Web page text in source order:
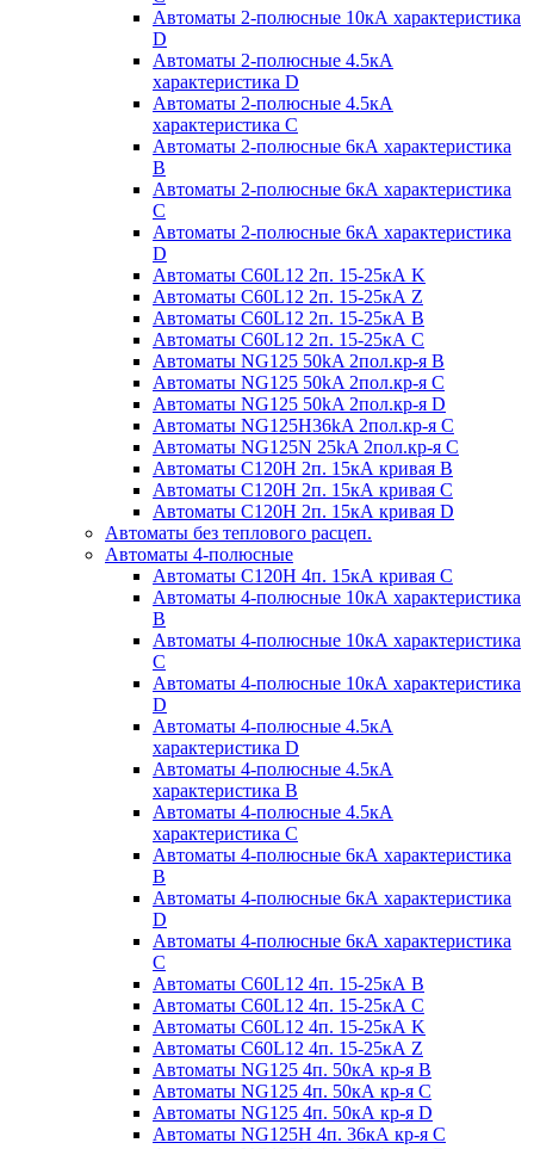
Автоматы 2-полюсные 10кА характеристика
D
Автоматы 2-полюсные 4.5кА
характеристика D
Автоматы 2-полюсные 4.5кА
характеристика С
Автоматы 2-полюсные 6кА характеристика
B
Автоматы 2-полюсные 6кА характеристика
C
Автоматы 2-полюсные 6кА характеристика
D
Автоматы C60L12 2п. 15-25кА K
Автоматы C60L12 2п. 15-25кА Z
Автоматы C60L12 2п. 15-25кА B
Автоматы C60L12 2п. 15-25кА C
Автоматы NG125 50kA 2пол.кр-я B
Автоматы NG125 50kA 2пол.кр-я C
Автоматы NG125 50kA 2пол.кр-я D
Автоматы NG125H36kA 2пол.кр-я C
Автоматы NG125N 25kA 2пол.кр-я C
Автоматы С120H 2п. 15кА кривая B
Автоматы С120H 2п. 15кА кривая C
Автоматы С120H 2п. 15кА кривая D
Автоматы без теплового расцеп.
Автоматы 4-полюсные
Автоматы С120H 4п. 15кА кривая C
Автоматы 4-полюсные 10кА характеристика
B
Автоматы 4-полюсные 10кА характеристика
C
Автоматы 4-полюсные 10кА характеристика
D
Автоматы 4-полюсные 4.5кА
характеристика D
Автоматы 4-полюсные 4.5кА
характеристика В
Автоматы 4-полюсные 4.5кА
характеристика С
Автоматы 4-полюсные 6кА характеристика
B
Автоматы 4-полюсные 6кА характеристика
D
Автоматы 4-полюсные 6кА характеристика
С
Автоматы C60L12 4п. 15-25кА B
Автоматы C60L12 4п. 15-25кА C
Автоматы C60L12 4п. 15-25кА K
Автоматы C60L12 4п. 15-25кА Z
Автоматы NG125 4п. 50кА кр-я B
Автоматы NG125 4п. 50кА кр-я C
Автоматы NG125 4п. 50кА кр-я D
Автоматы NG125H 4п. 36кА кр-я C